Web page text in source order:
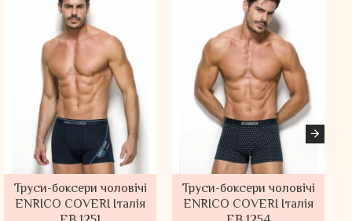
Чоловіча майка ISA
Швейцарія 314117
Чоловіча майка ISA
Швейцарія 317109
Труси-боксери чоловічі
ENRICO COVERI Італія
Труси-боксери чоловічі
ENRICO COVERI Італія